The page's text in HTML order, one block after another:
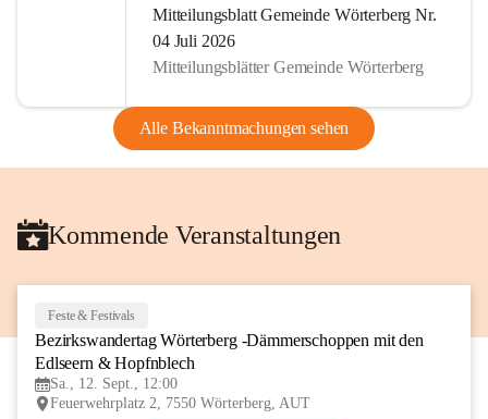
Mitteilungsblatt Gemeinde Wörterberg Nr.
04 Juli 2026
Mitteilungsblätter Gemeinde Wörterberg
Alle Bekanntmachungen sehen
Kommende Veranstaltungen
Feste & Festivals
Bezirkswandertag Wörterberg -Dämmerschoppen mit den
Edlseern & Hopfnblech
Sa., 12. Sept., 12:00
Feuerwehrplatz 2, 7550 Wörterberg, AUT